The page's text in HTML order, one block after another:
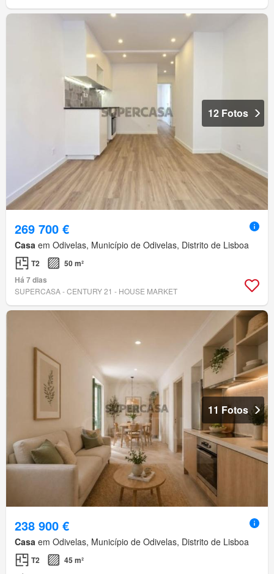
12 Fotos
269 700 €
Casa em Odivelas, Município de Odivelas, Distrito de Lisboa
T2
50 m²
Há 7 dias
SUPERCASA - CENTURY 21 - HOUSE MARKET
11 Fotos
238 900 €
Casa em Odivelas, Município de Odivelas, Distrito de Lisboa
T2
45 m²